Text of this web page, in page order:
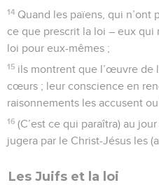
14 Quand les païens, qui n’ont
ce que prescrit la loi – eux qui
loi pour eux-mêmes ;
15 ils montrent que l’œuvre de
cœurs ; leur conscience en
raisonnements les accusent
16 (C’est ce qui paraîtra) au
jugera par le Christ-Jésus les
Les Juifs et la loi